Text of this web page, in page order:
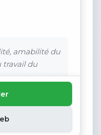
amabilité du
travail du